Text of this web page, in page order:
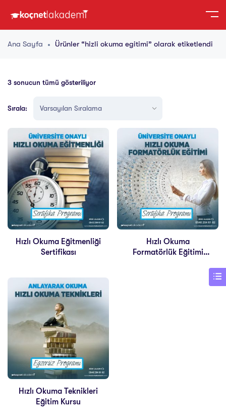
Ana Sayfa Ürünler “hizli okuma egitimi” olarak etiketlendi
3 sonucun tümü gösteriliyor
Sırala:
Hızlı Okuma Eğitmenliği
Sertifikası
Hızlı Okuma
Formatörlük Eğitimi
Hızlı Okuma Teknikleri
Eğitim Kursu